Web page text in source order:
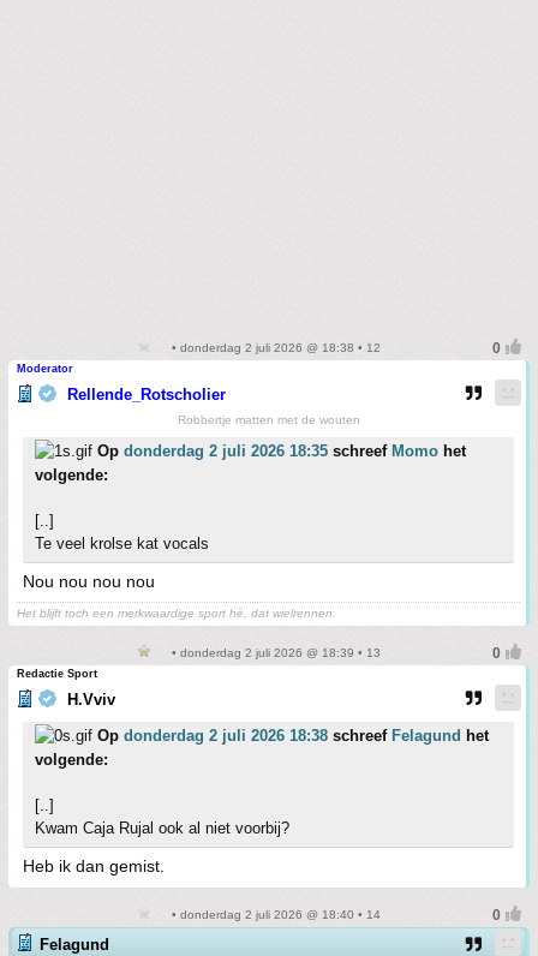
• donderdag 2 juli 2026 @ 18:38 • 12
Moderator
Rellende_Rotscholier
Robbertje matten met de wouten
Op donderdag 2 juli 2026 18:35 schreef Momo het
volgende:
[..]
Te veel krolse kat vocals
Nou nou nou nou
Het blijft toch een merkwaardige sport hè, dat wielrennen.
• donderdag 2 juli 2026 @ 18:39 • 13
Redactie Sport
H.Vviv
Op donderdag 2 juli 2026 18:38 schreef Felagund het
volgende:
[..]
Kwam Caja Rujal ook al niet voorbij?
Heb ik dan gemist.
• donderdag 2 juli 2026 @ 18:40 • 14
Felagund